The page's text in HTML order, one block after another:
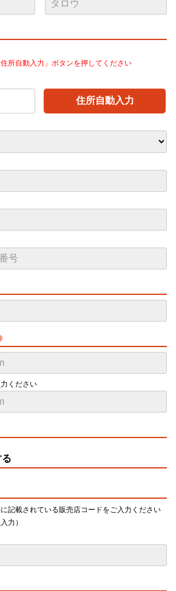
所自動入力」ボタンを押してください
住所自動入力
ください
記載されている販売店コードをご入力ください
力）